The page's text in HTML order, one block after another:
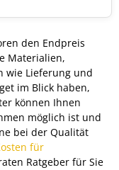
den Endpreis
Materialien,
wie Lieferung und
im Blick haben,
können Ihnen
möglich ist und
bei der Qualität
für
Ratgeber für Sie